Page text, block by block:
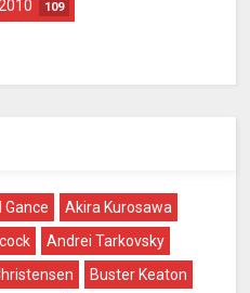
109
Gance
Akira Kurosawa
Andrei Tarkovsky
Buster Keaton